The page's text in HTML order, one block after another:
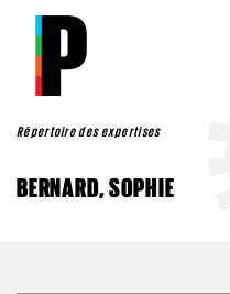
Aller au contenu principal
Répertoire des expertises
BERNARD, SOPHIE